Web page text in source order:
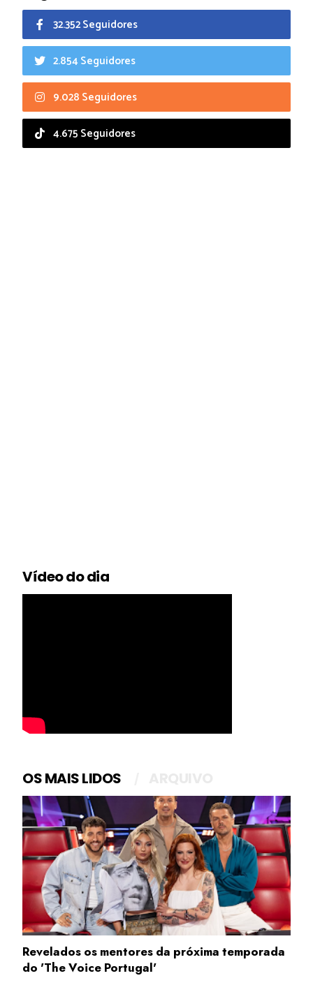
32.352 Seguidores
2.854 Seguidores
9.028 Seguidores
4.675 Seguidores
Vídeo do dia
OS MAIS LIDOS
Revelados os mentores da próxima temporada
do 'The Voice Portugal'